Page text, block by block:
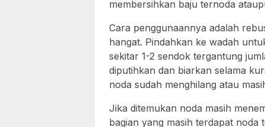
membersihkan baju ternoda
Cara penggunaannya adalah
hangat. Pindahkan ke wadah
sekitar 1-2 sendok tergantung
diputihkan dan biarkan selama
noda sudah menghilang atau
Jika ditemukan noda masih
bagian yang masih terdapat